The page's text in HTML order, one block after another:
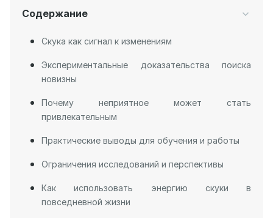
Содержание
Скука как сигнал к изменениям
Экспериментальные доказательства поиска
новизны
Почему неприятное может стать
привлекательным
Практические выводы для обучения и работы
Ограничения исследований и перспективы
Как использовать энергию скуки в
повседневной жизни